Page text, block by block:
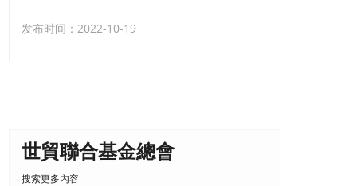
发布时间：2022-10-19
世貿聯合基金總會
搜索更多內容